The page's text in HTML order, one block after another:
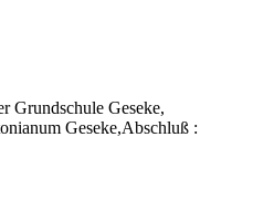
Grundschule Geseke,
Geseke,Abschluß :